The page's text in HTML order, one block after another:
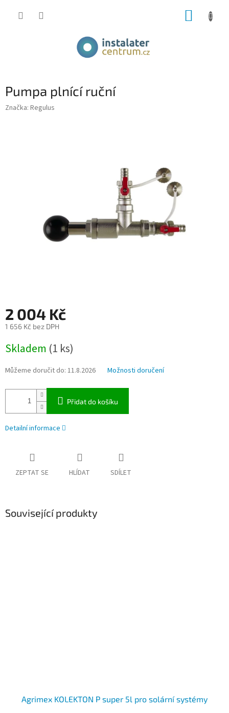
Pumpa plnící ruční
Značka: Regulus
2 004 Kč
1 656 Kč bez DPH
cena:
Skladem (1 ks)
Můžeme doručit do: 11.8.2026 Možnosti doručení
Přidat do košíku
Detailní informace
ZEPTAT SE HLÍDAT SDÍLET
Související produkty
Agrimex KOLEKTON P super 5l pro solární systémy